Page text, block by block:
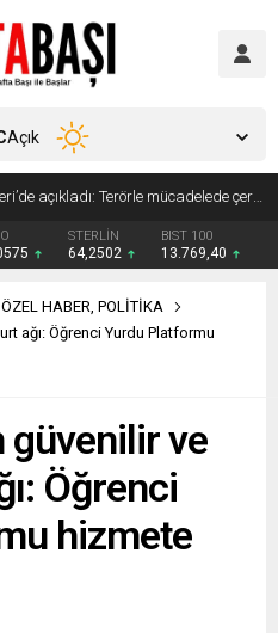
Süleyman Soylu ‘çok korktum’ deyip ilk kez açıkladı: En büyük tehdit dışarısıdır!
STERLİN
64,2502
BIST 100
13.769,40
Açık
ÖZEL HABER, POLİTİKA
ağı: Öğrenci Yurdu Platformu
güvenilir ve
Öğrenci
hizmete